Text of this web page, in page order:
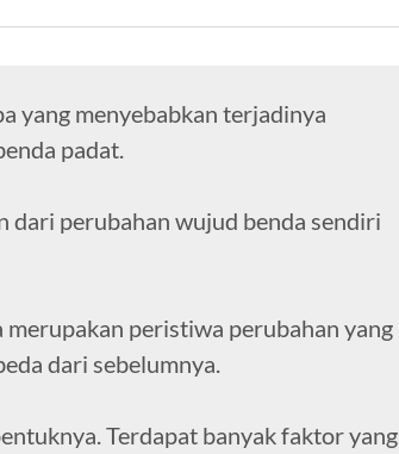
yang menyebabkan terjadinya
padat.
dari perubahan wujud benda sendiri
peristiwa perubahan yang
dari sebelumnya.
Terdapat banyak faktor yang